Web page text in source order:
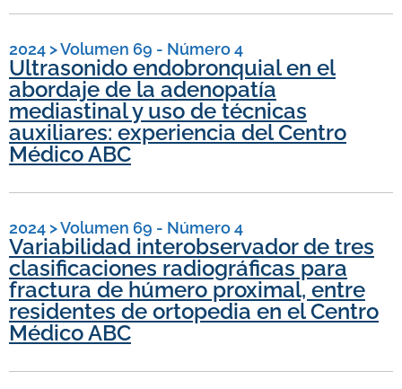
2024 >Volumen 69 - Número 4
Ultrasonido endobronquial en el
abordaje de la adenopatía
mediastinal y uso de técnicas
auxiliares: experiencia del Centro
Médico ABC
2024 >Volumen 69 - Número 4
Variabilidad interobservador de tres
clasificaciones radiográficas para
fractura de húmero proximal, entre
residentes de ortopedia en el Centro
Médico ABC